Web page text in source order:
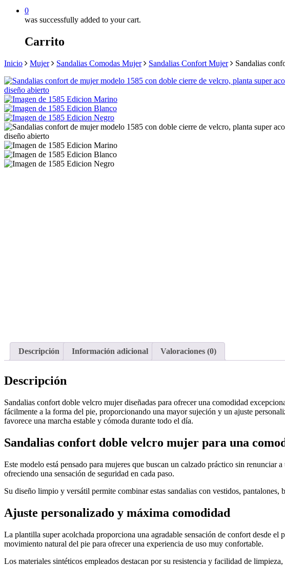
0
was successfully added to your cart.
Carrito
Inicio Mujer Sandalias Comodas Mujer Sandalias Confort Mujer Sandalias
Descripción Información adicional Valoraciones (0)
Descripción
Sandalias confort doble velcro mujer diseñadas para ofrecer una comodidad
fácilmente a la forma del pie, proporcionando una mayor sujeción y un ajuste
favorece una marcha estable y cómoda durante todo el día.
Sandalias confort doble velcro mujer para una
Este modelo está pensado para mujeres que buscan un calzado práctico sin
ofreciendo una sensación de seguridad en cada paso.
Su diseño limpio y versátil permite combinar estas sandalias con vestidos,
Ajuste personalizado y máxima comodidad
La plantilla super acolchada proporciona una agradable sensación de confort desde
movimiento natural del pie para ofrecer una experiencia de uso muy confortable.
Los materiales sintéticos empleados destacan por su resistencia y facilidad de